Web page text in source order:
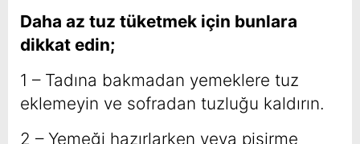
Daha az tuz tüketmek için bunlara
dikkat edin;
1 – Tadına bakmadan yemeklere tuz
eklemeyin ve sofradan tuzluğu kaldırın.
2 – Yemeği hazırlarken veya pişirme